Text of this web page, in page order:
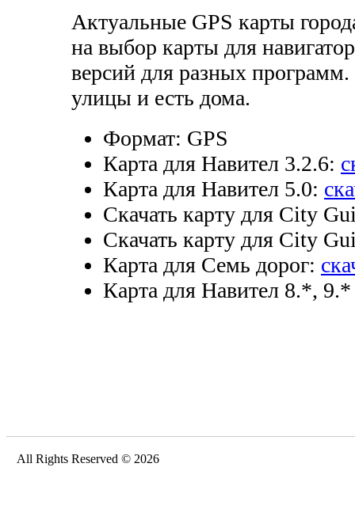
Актуальные GPS карты
на выбор карты для
версий для разных
улицы и есть дома.
Формат: GPS
Карта для Навител 3.2.6:
Карта для Навител 5.0:
Скачать карту для City
Скачать карту для City
Карта для Семь дорог:
Карта для Навител 8.*,
All Rights Reserved © 2026